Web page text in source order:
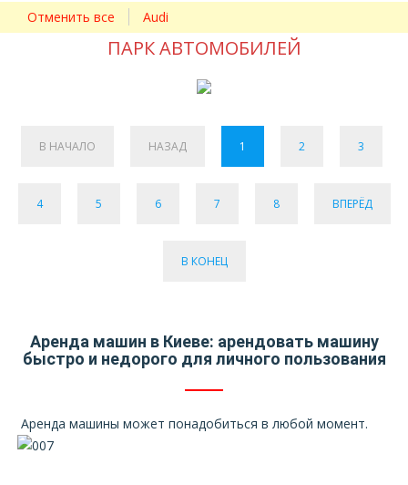
Отменить все Audi
ПАРК АВТОМОБИЛЕЙ
В НАЧАЛО НАЗАД 1 2 3
4 5 6 7 8 ВПЕРЁД
В КОНЕЦ
Аренда машин в Киеве: арендовать машину
быстро и недорого для личного пользования
Аренда машины может понадобиться в любой момент.